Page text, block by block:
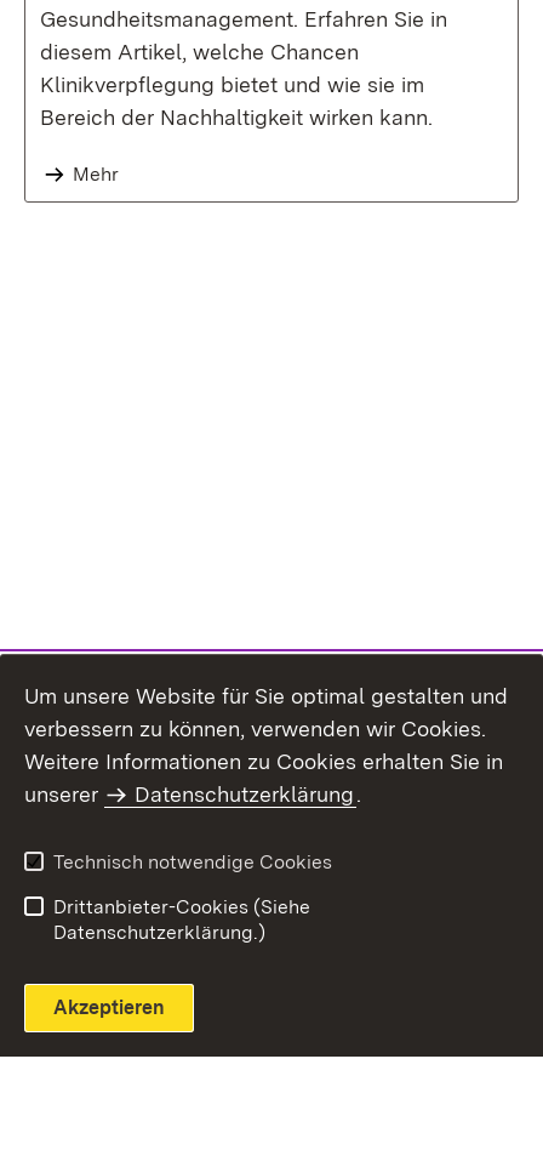
Gesundheitsmanagement. Erfahren Sie in
diesem Artikel, welche Chancen
Klinikverpflegung bietet und wie sie im
Bereich der Nachhaltigkeit wirken kann.
Mehr
Themenübersicht
Um unsere Website für Sie optimal gestalten und
verbessern zu können, verwenden wir Cookies.
Weitere Informationen zu Cookies erhalten Sie in
unserer
Datenschutzerklärung.
Technisch notwendige Cookies
Drittanbieter-Cookies (Siehe
Datenschutzerklärung.)
Akzeptieren